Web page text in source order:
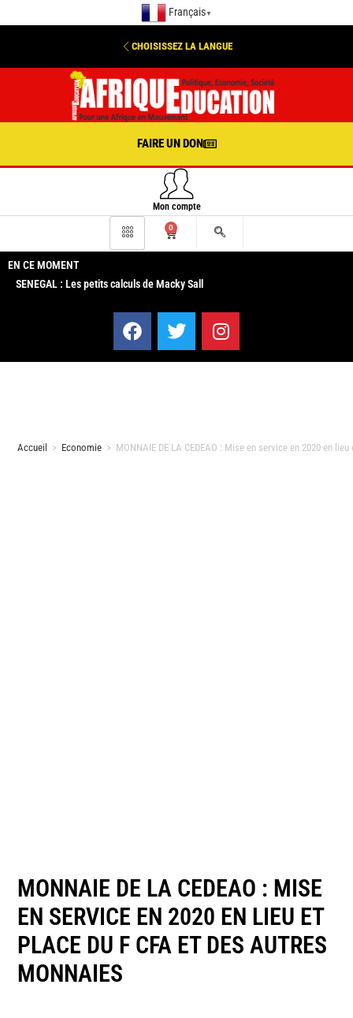
Français ▼
CHOISISSEZ LA LANGUE
FAIRE UN DON
Mon compte
0
EN CE MOMENT
SENEGAL : Les petits calculs de Macky Sall
Accueil > Economie > MONNAIE DE LA CEDEAO : Mise en service en 2020 en
MONNAIE DE LA CEDEAO : MISE
EN SERVICE EN 2020 EN LIEU ET
PLACE DU F CFA ET DES AUTRES
MONNAIES